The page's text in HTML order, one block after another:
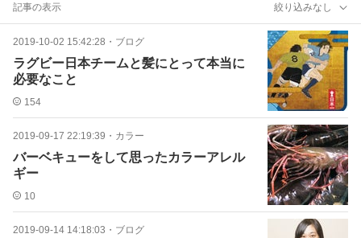
記事の表示 絞り込みなし
2019-10-02 15:42:28 ・ ブログ
ラグビー日本チームと髪にとって本当に
必要なこと
154
2019-09-17 22:19:39 ・ カラー
バーベキューをして思ったカラーアレル
ギー
10
2019-09-14 14:18:03 ・ ブログ